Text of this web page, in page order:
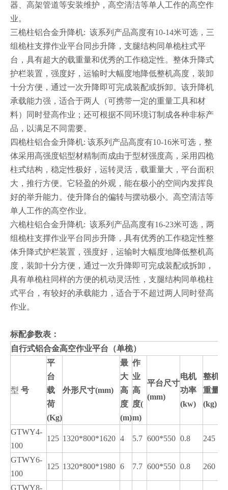
器、高架管道等安装维护，高空清洁等单人工作的高空作
业。
三桅柱铝合金升降机: 该系列产品高度有10-14米可选，三
组桅柱支撑作业平台同步升降，支腿结构同单桅柱式平
台，具有超大的载重量和优秀的工作稳定性。整体升降式
护栏装置，强度好，运输时大幅度地降低整机高度，装卸
十分方便，通过一次升降即可完成装配或拆卸。该升降机
承载能力强，适合于两人（可携带一定的重量工具和材
料）同时登高作业；还可根据不同环境订制成各种非标产
品，以满足不同需要。
四桅柱铝合金升降机: 该系列产品高度有10-16米可选，整
体采用高强度铝型材精制而成由于型材强度高，采用四桅
柱式结构，稳定性极好，运转灵活，载重量大，平台面积
大，推行方便。它轻盈的外观，能在极小的空间内发挥良
好的举升能力。使升降台的偏转与摆动极小。高空清洁等
单人工作的高空作业。
六桅柱铝合金升降机: 该系列产品高度有16-23米可选，两
组桅柱支撑作业平台同步升降，具有优秀的工作稳定性整
体升降式护栏装置，强度好，运输时大幅度地降低整机高
度，装卸十分方便，通过一次升降即可完成装配或拆卸，
具有单桅柱同样的方便的机动灵活性，支腿结构同单桅柱
式平台，有较好的承载能力，适合于不超过两人同时登高
作业。
标配参数表：
自行式铝合金高空作业平台（单桅）
型 号
平
台
载
荷
(Kg)
外形尺寸(mm)
最
大
高
度
(m)
作
业
高
度(
m)
平台尺寸
(mm)
电机
功率
(kw)
整机
重量
(kg)
GTWY4-
100
125 1320*800*1620 4 5.7 600*550 0.8 245
GTWY6-
100
125 1320*800*1980 6 7.7 600*550 0.8 260
GTWY8-